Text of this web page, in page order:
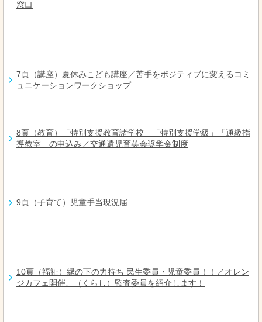
窓口
7頁（講座）夏休みこども講座／苦手をポジティブに変えるコミ
ュニケーションワークショップ
8頁（教育）「特別支援教育諸学校」「特別支援学級」「通級指
導教室」の申込み／交通遺児育英会奨学金制度
9頁（子育て）児童手当現況届
10頁（福祉）縁の下の力持ち 民生委員・児童委員！！／オレン
ジカフェ開催、（くらし）監査委員を紹介します！